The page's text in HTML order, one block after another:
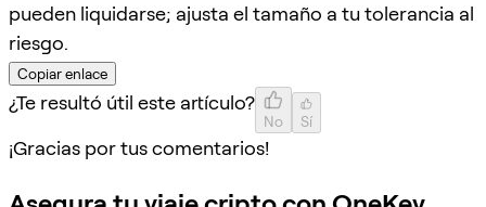
pueden liquidarse; ajusta el tamaño a tu tolerancia al
riesgo.
Copiar enlace
¿Te resultó útil este artículo?
No Sí
¡Gracias por tus comentarios!